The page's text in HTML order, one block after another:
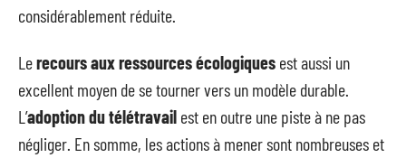
considérablement réduite.
Lerecours aux ressources écologiques est aussi un
excellent moyen de se tourner vers un modèle durable.
L’adoption du télétravail est en outre une piste à ne pas
négliger. En somme, les actions à mener sont nombreuses et